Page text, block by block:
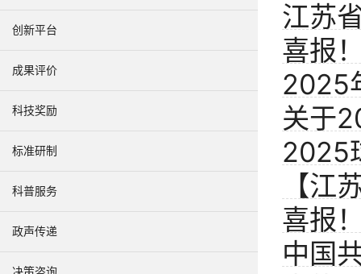
创新平台
成果评价
科技奖励
标准研制
科普服务
政声传递
决策咨询
工程
举办
江苏
行）
喜报
工程
工程
2025
举办
关于
的公
2025
公司
【江
模铸
喜报
械工
中国